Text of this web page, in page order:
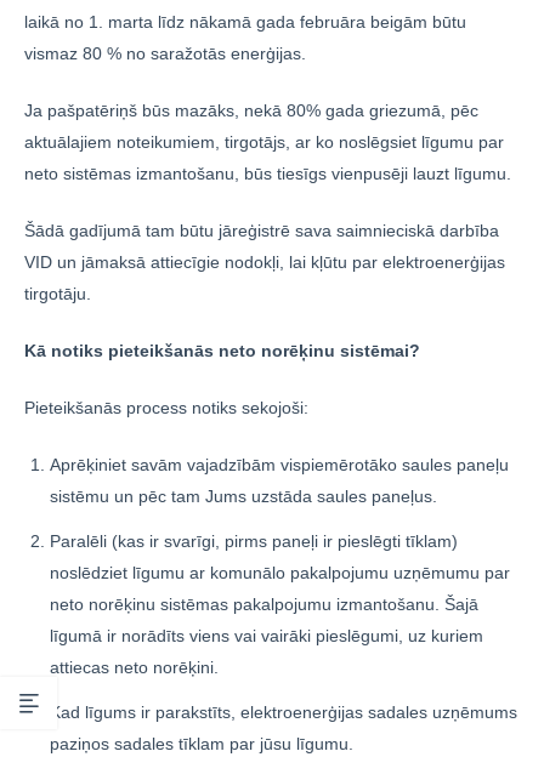
laikā no 1. marta līdz nākamā gada februāra beigām būtu
vismaz 80 % no saražotās enerģijas.
Ja pašpatēriņš būs mazāks, nekā 80% gada griezumā, pēc
aktuālajiem noteikumiem, tirgotājs, ar ko noslēgsiet līgumu par
neto sistēmas izmantošanu, būs tiesīgs vienpusēji lauzt līgumu.
Šādā gadījumā tam būtu jāreģistrē sava saimnieciskā darbība
VID un jāmaksā attiecīgie nodokļi, lai kļūtu par elektroenerģijas
tirgotāju.
Kā notiks pieteikšanās neto norēķinu sistēmai?
Pieteikšanās process notiks sekojoši:
Aprēķiniet savām vajadzībām vispiemērotāko saules paneļu
sistēmu un pēc tam Jums uzstāda saules paneļus.
Paralēli (kas ir svarīgi, pirms paneļi ir pieslēgti tīklam)
noslēdziet līgumu ar komunālo pakalpojumu uzņēmumu par
neto norēķinu sistēmas pakalpojumu izmantošanu. Šajā
līgumā ir norādīts viens vai vairāki pieslēgumi, uz kuriem
attiecas neto norēķini.
Kad līgums ir parakstīts, elektroenerģijas sadales uzņēmums
paziņos sadales tīklam par jūsu līgumu.